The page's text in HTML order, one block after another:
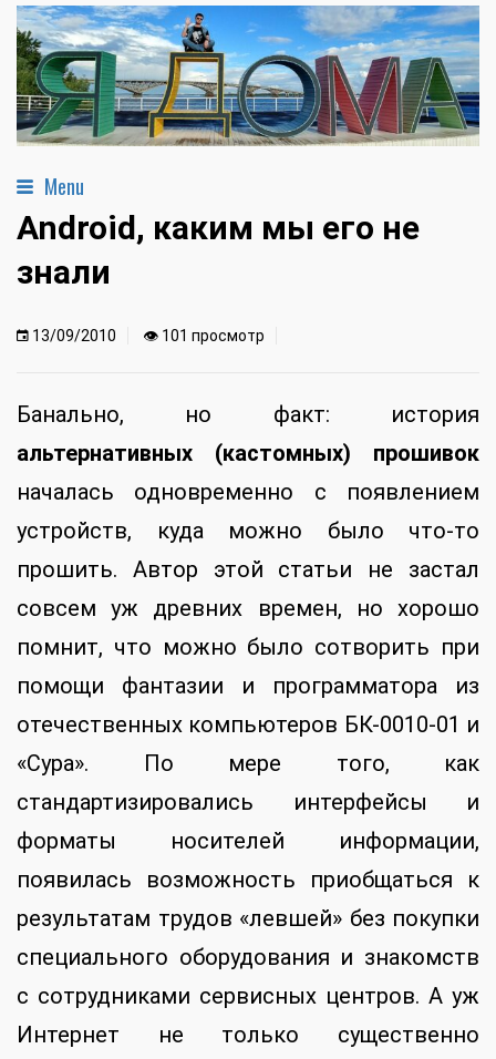
Menu
Android, каким мы его не
знали
13/09/2010 👁 101 просмотр
Банально, но факт: история
альтернативных (кастомных) прошивок
началась одновременно с появлением
устройств, куда можно было что-то
прошить. Автор этой статьи не застал
совсем уж древних времен, но хорошо
помнит, что можно было сотворить при
помощи фантазии и программатора из
отечественных компьютеров БК-0010-01 и
«Сура». По мере того, как
стандартизировались интерфейсы и
форматы носителей информации,
появилась возможность приобщаться к
результатам трудов «левшей» без покупки
специального оборудования и знакомств
с сотрудниками сервисных центров. А уж
Интернет не только существенно